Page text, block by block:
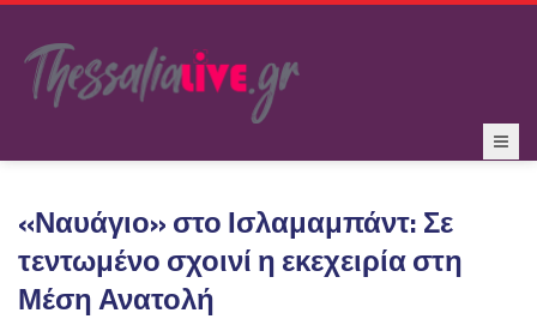
«Ναυάγιο» στο Ισλαμαμπάντ: Σε
τεντωμένο σχοινί η εκεχειρία στη
Μέση Ανατολή